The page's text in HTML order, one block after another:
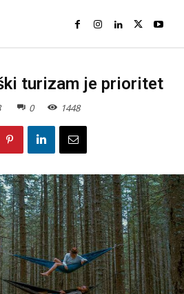
turizam je prioritet
0 1448